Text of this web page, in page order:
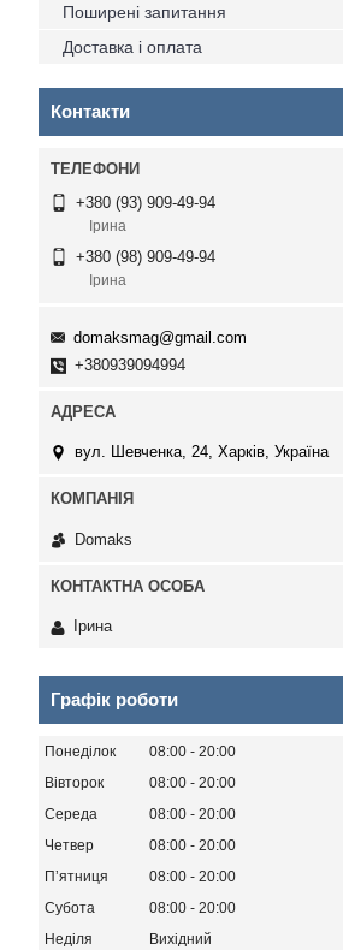
Поширені запитання
Доставка і оплата
Контакти
+380 (93) 909-49-94
Ірина
+380 (98) 909-49-94
Ірина
domaksmag@gmail.com
+380939094994
вул. Шевченка, 24, Харків, Україна
Domaks
Ірина
Графік роботи
Понеділок 08:00
20:00
Вівторок
08:00
20:00
Середа
08:00
20:00
Четвер
08:00
20:00
Пʼятниця
08:00
20:00
Субота
08:00
20:00
Неділя
Вихідний